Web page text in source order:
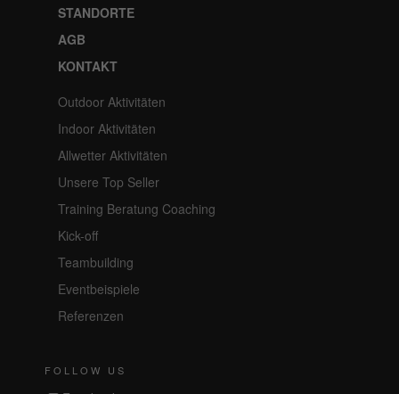
STANDORTE
AGB
KONTAKT
Outdoor Aktivitäten
Indoor Aktivitäten
Allwetter Aktivitäten
Unsere Top Seller
Training Beratung Coaching
Kick-off
Teambuilding
Eventbeispiele
Referenzen
FOLLOW US